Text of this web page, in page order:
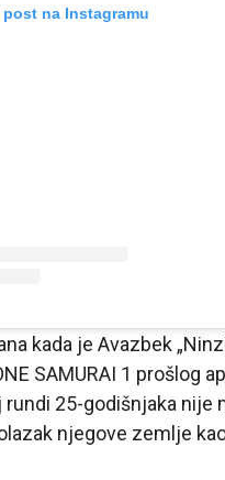
na Instagramu
kada je Avazbek
SAMURAI 1 prošlog
rundi 25-godišnjaka
njegove zemlje